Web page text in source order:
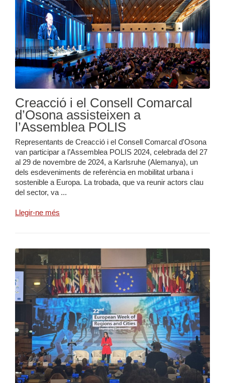
Creacció i el Consell Comarcal
d’Osona assisteixen a
l’Assemblea POLIS
Representants de Creacció i el Consell Comarcal d'Osona
van participar a l’Assemblea POLIS 2024, celebrada del 27
al 29 de novembre de 2024, a Karlsruhe (Alemanya), un
dels esdeveniments de referència en mobilitat urbana i
sostenible a Europa. La trobada, que va reunir actors clau
del sector, va ...
Llegir-ne més